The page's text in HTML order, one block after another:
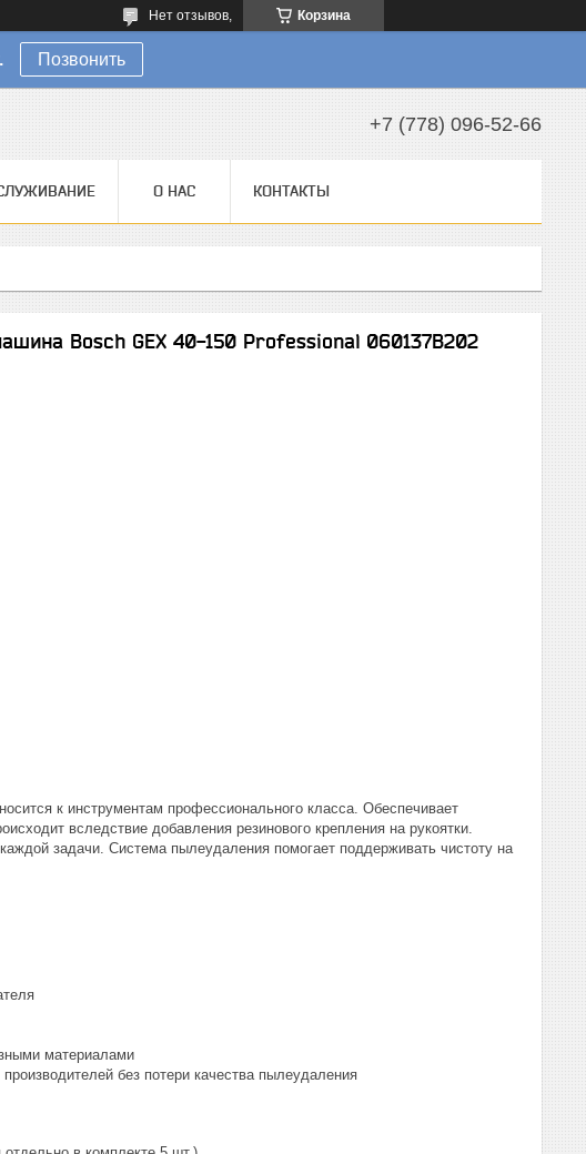
Корзина
Нет отзывов,
Позвонить
+7 (778) 096-52-66
О НАС КОНТАКТЫ
Bosch GEX 40-150 Professional 060137B202
к инструментам профессионального класса. Обеспечивает
вследствие добавления резинового крепления на рукоятки.
задачи. Система пылеудаления помогает поддерживать чистоту на
материалами
без потери качества пылеудаления